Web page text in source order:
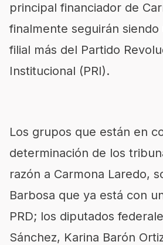
principal financiador de
finalmente seguirán
filial más del Partido
Institucional (PRI).
Los grupos que están en
determinación de los
razón a Carmona Laredo,
Barbosa que ya está con
PRD; los diputados
Sánchez, Karina Barón